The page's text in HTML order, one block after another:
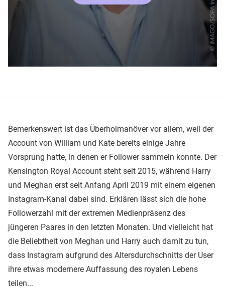
Bemerkenswert ist das Überholmanöver vor allem, weil der
Account von William und Kate bereits einige Jahre
Vorsprung hatte, in denen er Follower sammeln konnte. Der
Kensington Royal Account steht seit 2015, während Harry
und Meghan erst seit Anfang April 2019 mit einem eigenen
Instagram-Kanal dabei sind. Erklären lässt sich die hohe
Followerzahl mit der extremen Medienpräsenz des
jüngeren Paares in den letzten Monaten. Und vielleicht hat
die Beliebtheit von Meghan und Harry auch damit zu tun,
dass Instagram aufgrund des Altersdurchschnitts der User
ihre etwas modernere Auffassung des royalen Lebens
teilen...